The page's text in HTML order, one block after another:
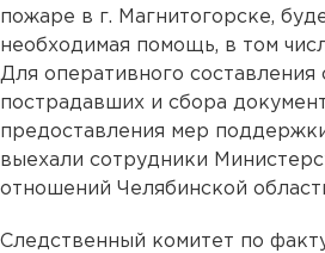
пожаре в г. Магнитогорске,
необходимая помощь, в том
Для оперативного составления
пострадавших и сбора
предоставления мер
выехали сотрудники
отношений Челябинской
Следственный комитет по